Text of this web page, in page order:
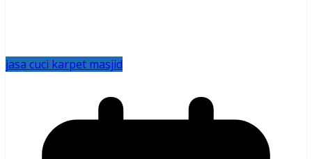
jasa cuci karpet masjid